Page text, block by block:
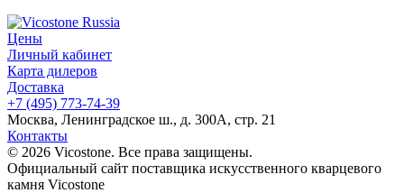
Цены
Личный кабинет
Карта дилеров
Доставка
+7 (495) 773-74-39
Москва, Ленинградское ш., д. 300А, стр. 21
Контакты
© 2026 Vicostone. Все права защищены.
Официальный сайт поставщика искусственного кварцевого
камня Vicostone